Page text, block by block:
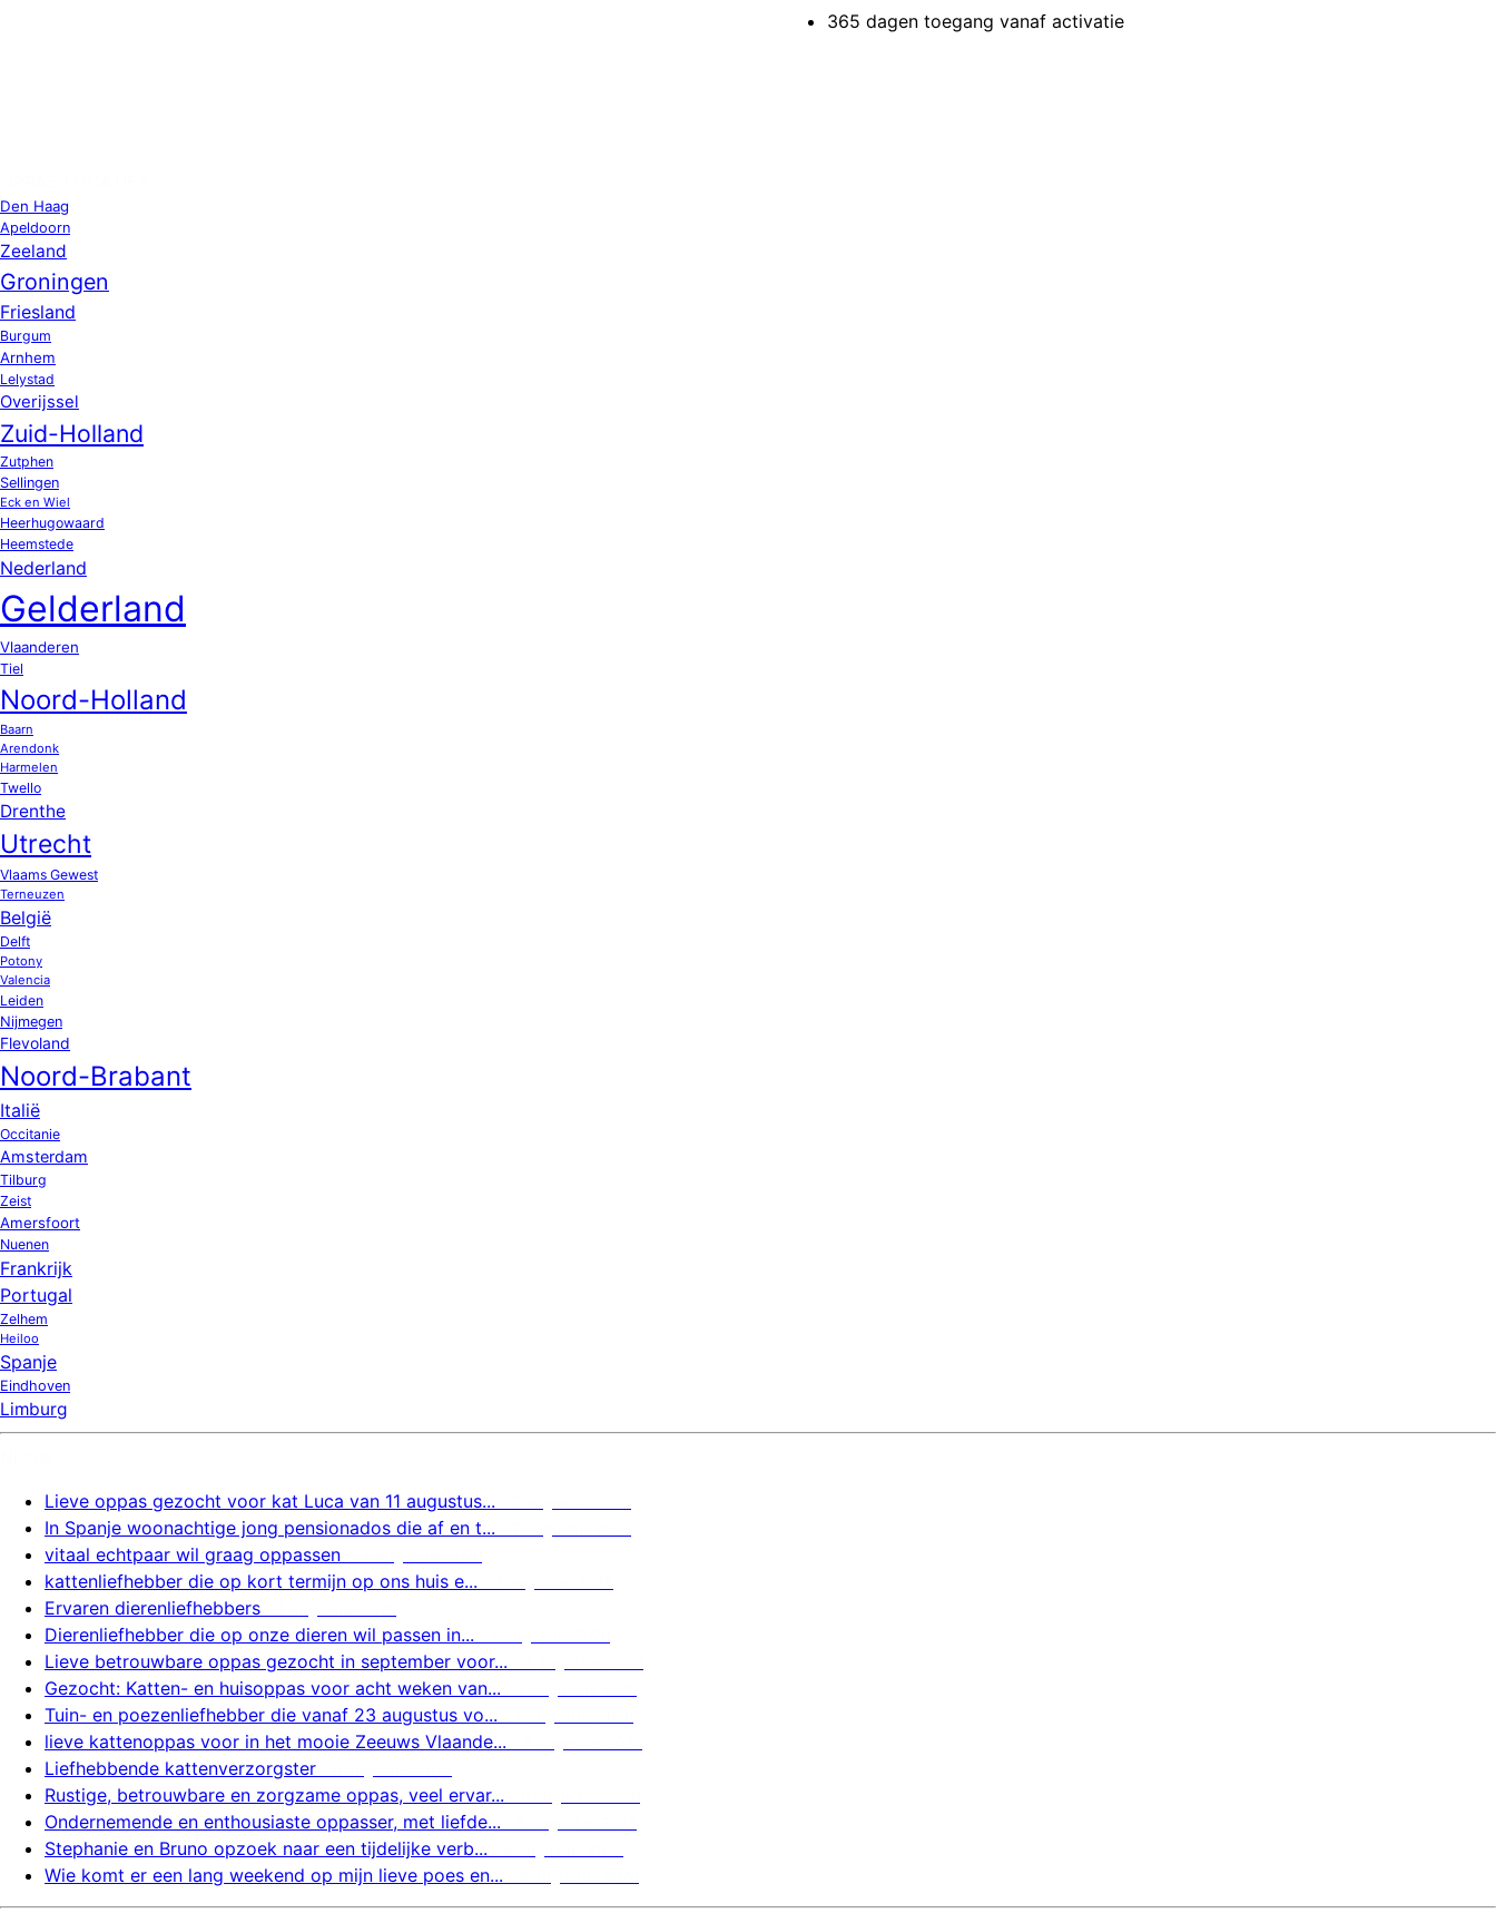
365 dagen toegang vanaf activatie
Den Haag
Apeldoorn
Zeeland
Groningen
Friesland
Burgum
Arnhem
Lelystad
Overijssel
Zuid-Holland
Zutphen
Sellingen
Eck en Wiel
Heerhugowaard
Heemstede
Nederland
Gelderland
Vlaanderen
Tiel
Noord-Holland
Baarn
Arendonk
Harmelen
Twello
Drenthe
Utrecht
Vlaams Gewest
Terneuzen
België
Delft
Potony
Valencia
Leiden
Nijmegen
Flevoland
Noord-Brabant
Italië
Occitanie
Amsterdam
Tilburg
Zeist
Amersfoort
Nuenen
Frankrijk
Portugal
Zelhem
Heiloo
Spanje
Eindhoven
Limburg
Lieve oppas gezocht voor kat Luca van 11 augustus...
In Spanje woonachtige jong pensionados die af en t...
vitaal echtpaar wil graag oppassen
kattenliefhebber die op kort termijn op ons huis e...
Ervaren dierenliefhebbers
Dierenliefhebber die op onze dieren wil passen in...
Lieve betrouwbare oppas gezocht in september voor...
Gezocht: Katten- en huisoppas voor acht weken van...
Tuin- en poezenliefhebber die vanaf 23 augustus vo...
lieve kattenoppas voor in het mooie Zeeuws Vlaande...
Liefhebbende kattenverzorgster
Rustige, betrouwbare en zorgzame oppas, veel ervar...
Ondernemende en enthousiaste oppasser, met liefde...
Stephanie en Bruno opzoek naar een tijdelijke verb...
Wie komt er een lang weekend op mijn lieve poes en...